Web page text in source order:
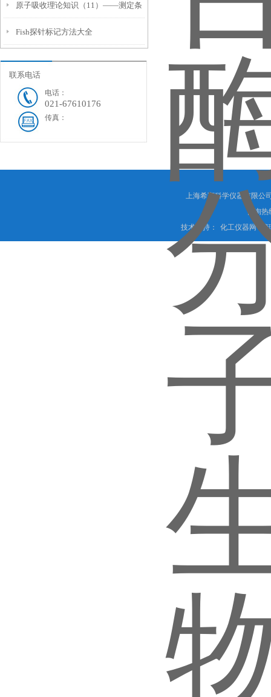
原子吸收理论知识（11）——测定条
件的选择
Fish探针标记方法大全
联系电话
电话：
021-67610176
传真：
上海希言科学仪器有限公
咨询热
技术支持：
化工仪器网